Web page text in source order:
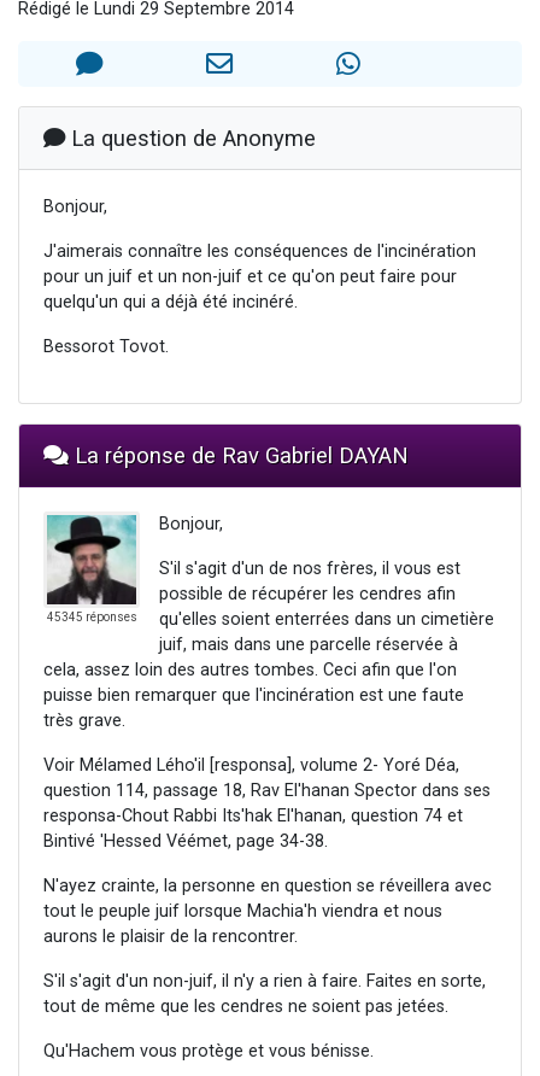
12 nouvelles musiques dans Torah-Box Music
2 personnes viennent de nous rejoindre sur WhatsApp
Rédigé le Lundi 29 Septembre 2014
La question de Anonyme
Bonjour,
J'aimerais connaître les conséquences de l'incinération
pour un juif et un non-juif et ce qu'on peut faire pour
quelqu'un qui a déjà été incinéré.
Bessorot Tovot.
La réponse de Rav Gabriel DAYAN
45345 réponses
Bonjour,
S'il s'agit d'un de nos frères, il vous est
possible de récupérer les cendres afin
qu'elles soient enterrées dans un cimetière
juif, mais dans une parcelle réservée à
cela, assez loin des autres tombes. Ceci afin que l'on
puisse bien remarquer que l'incinération est une faute
très grave.
Voir Mélamed Lého'il [responsa], volume 2- Yoré Déa,
question 114, passage 18, Rav El'hanan Spector dans ses
responsa-Chout Rabbi Its'hak El'hanan, question 74 et
Bintivé 'Hessed Véémet, page 34-38.
N'ayez crainte, la personne en question se réveillera avec
tout le peuple juif lorsque Machia'h viendra et nous
aurons le plaisir de la rencontrer.
S'il s'agit d'un non-juif, il n'y a rien à faire. Faites en sorte,
tout de même que les cendres ne soient pas jetées.
Qu'Hachem vous protège et vous bénisse.